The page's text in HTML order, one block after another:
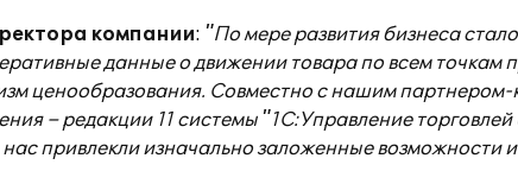
компании: "По мере развития бизнеса
данные о движении товара по всем
ценообразования. Совместно с нашим
– редакции 11 системы "1С:Управление
привлекли изначально заложенные